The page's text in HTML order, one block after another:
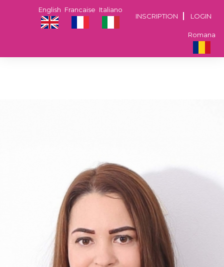
INSCRIPTION LOGIN
Italiano
Francaise
English
Romana